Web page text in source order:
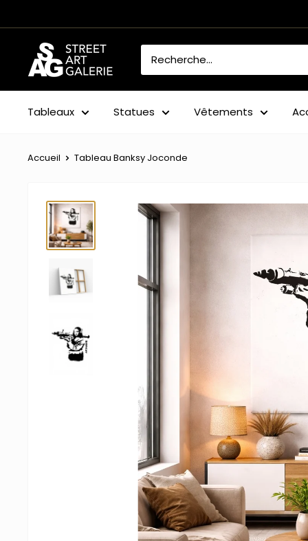
au
contenuStreet
Art
Galerie
Tableaux Statues Vêtements
Accueil Tableau Banksy Joconde